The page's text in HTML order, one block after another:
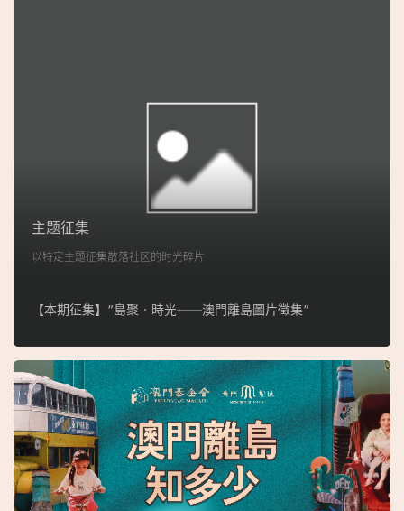
主题征集
以特定主题征集散落社区的时光碎片
【本期征集】“島聚‧時光──澳門離島圖片徵集”